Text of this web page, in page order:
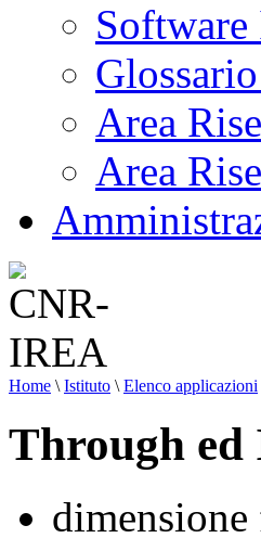
Area
Area
Home \ Istituto \ Elenco applicazioni
Through